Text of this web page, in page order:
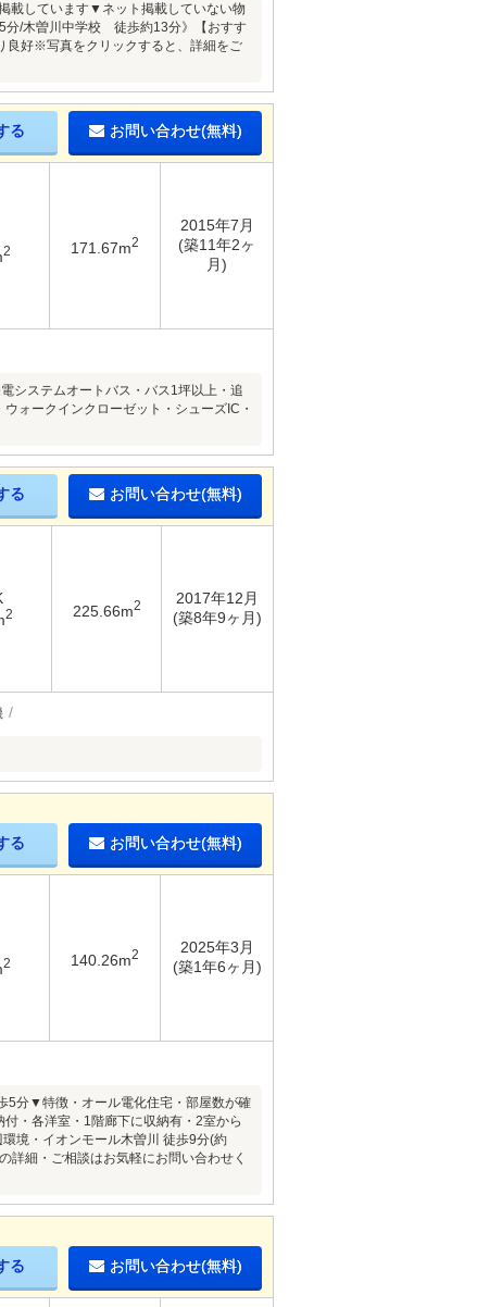
載しています▼ネット掲載していない物
分/木曽川中学校 徒歩約13分》【おすす
好※写真をクリックすると、詳細をご
る お問い合わせ(無料)
2 171.67m2
2015年7月
(築11年2ヶ
月)
システムオートバス・バス1坪以上・追
ォークインクローゼット・シューズIC・
る お問い合わせ(無料)
2 225.66m2
2017年12月
(築8年9ヶ月)
る お問い合わせ(無料)
2 140.26m2
2025年3月
(築1年6ヶ月)
5分▼特徴・オール電化住宅・部屋数が確
・各洋室・1階廊下に収納有・2室から
境・イオンモール木曽川 徒歩9分(約
細・ご相談はお気軽にお問い合わせく
る お問い合わせ(無料)